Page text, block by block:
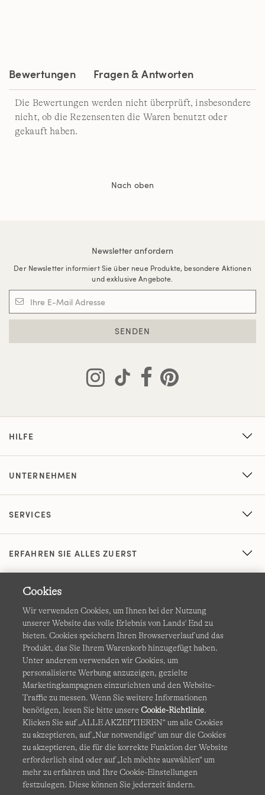
Bewertungen Fragen & Antworten
Die Bewertungen werden nicht überprüft, insbesondere
nicht, ob die Rezensenten die Waren benutzt oder
gekauft haben.
Nach oben
Newsletter anfordern
Der Newsletter informiert Sie über neue Produkte, besondere Aktionen
und exklusive Angebote.
SENDEN
HILFE
UNTERNEHMEN
SERVICES
ERFAHREN SIE ALLES ZUERST
AGB Datenschutz & Sicherheit
Cookies Ich möchte auswählen Barrierefreiheit
Site Map Internationale Websites
Diese Website ist durch reCAPTCHA geschützt. Es gelten die
Datenschutzerklärung undNutzungsbedingungenvon
Google.
Cookies
Wir verwenden Cookies, um Ihnen bei der Nutzung
unserer Website das volle Erlebnis von Lands' End zu
bieten. Cookies speichern Ihren Browserverlauf und das
Produkt, das Sie Ihrem Warenkorb hinzugefügt haben.
Unter anderem verwenden wir Cookies, um
personalisierte Werbung anzuzeigen, gezielte
Marketingkampagnen einzurichten und den Website-
Traffic zu messen. Wenn Sie weitere Informationen
benötigen, lesen Sie bitte unsereCookie-Richtlinie.
Klicken Sie auf „ALLE AKZEPTIEREN“ um alle Cookies
zu akzeptieren, auf „Nur notwendige“ um nur die Cookies
zu akzeptieren, die für die korrekte Funktion der Website
erforderlich sind oder auf „Ich möchte auswählen“ um
mehr zu erfahren und Ihre Cookie-Einstellungen
festzulegen. Diese können Sie jederzeit ändern.